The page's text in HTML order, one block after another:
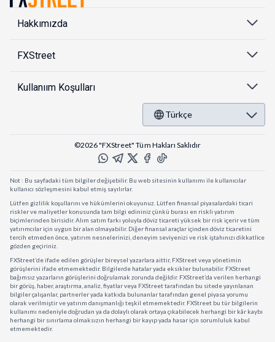
Hakkımızda
FXStreet
Kullanıım Koşulları
Türkçe
©2026 "FXStreet" Tüm Hakları Saklıdır
Not : Bu sayfadaki tüm bilgiler değişebilir. Bu web sitesinin kullanımı ile kullanıcılar
kullanıcı sözleşmesini kabul etmiş sayılırlar.
Lütfen gizlilik koşullarını ve hükümlerini okuyunuz. Lütfen finansal piyasalardaki ticari
riskler ve maliyetler konusunda tam bilgi edininiz çünkü burası en riskli yatırım
biçimlerinden birisidir. Alım satım farkı yoluyla döviz ticareti yüksek bir risk içerir ve tüm
yatırımcılar için uygun bir alan olmayabilir. Diğer finansal araçlar içinden döviz ticaretini
tercih etmeden önce, yatırım nesnelerinizi, deneyim seviyenizi ve risk iştahınızı dikkatlice
gözden geçiriniz.
FXStreet’de ifade edilen görüşler bireysel yazarlara aittir, FXStreet veya yönetimin
görüşlerini ifade etmemektedir. Bilgilerde hatalar yada eksikler bulunabilir. FXStreet
bağımsız yazarların görüşlerini doğrulamak zorunda değildir. FXStreet’da verilen herhangi
bir görüş, haber, araştırma, analiz, fiyatlar veya FXStreet tarafından bu sitede yayınlanan
bilgiler çalışanlar, partnerler yada katkıda bulunanlar tarafından genel piyasa yorumu
olarak verilmiştir ve yatırım danışmanlığı teşkil etmemektedir. FXStreet bu tür bilgilerin
kullanımı nedeniyle doğrudan ya da dolaylı olarak ortaya çıkabilecek herhangi bir kâr kaybı
herhangi bir sınırlama olmaksızın herhangi bir kayıp yada hasar için sorumluluk kabul
etmemektedir.